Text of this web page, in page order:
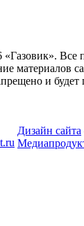
«Газовик». Все
материалов
и будет
Дизайн сайта